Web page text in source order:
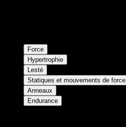
Force
Hypertrophie
Lesté
Statiques et mouvements de force
Anneaux
Endurance